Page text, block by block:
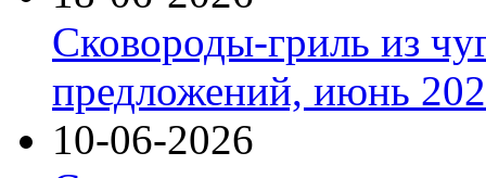
Сковороды-гриль из
предложений, июнь
10-06-2026